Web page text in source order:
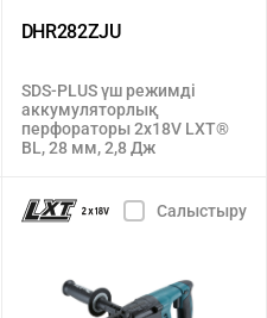
DHR282ZJU
SDS-PLUS үш режимді
аккумуляторлық
перфораторы 2x18V LXT®
BL, 28 мм, 2,8 Дж
Салыстыру